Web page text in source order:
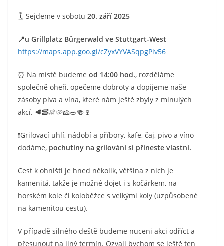
🗓️ Sejdeme v sobotu 20. září 2025
📍u Grillplatz Bürgerwald ve Stuttgart-West
https://maps.app.goo.gl/cZyxVYVASqpgPiv56
⏰ Na místě budeme od 14:00 hod., rozděláme
společně oheň, opečeme dobroty a dopijeme naše
zásoby piva a vína, které nám ještě zbyly z minulých
akcí. 🥩🥓🍖🥔🧀🥗🍻🍷
❗️Grilovací uhlí, nádobí a příbory, kafe, čaj, pivo a víno
dodáme, pochutiny na grilování si přineste vlastní.
Cest k ohništi je hned několik, většina z nich je
kamenitá, takže je možné dojet i s kočárkem, na
horském kole či koloběžce s velkými koly (uzpůsobené
na kamenitou cestu).
V případě silného deště budeme nuceni akci odříct a
přesunout na jiný termín. Ozvali bychom se ještě ten